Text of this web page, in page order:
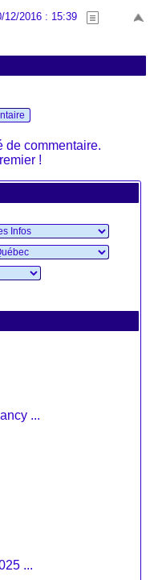
12/2016 : 15:39
de commentaire.
!
...
...